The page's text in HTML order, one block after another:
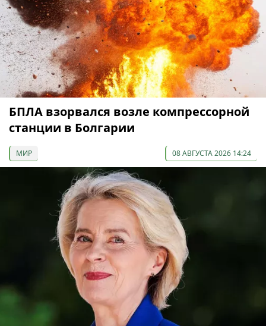
БПЛА взорвался возле компрессорной
станции в Болгарии
МИР 08 АВГУСТА 2026 14:24